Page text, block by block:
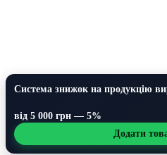
Система знижок на продукцію
від 5 000 грн — 5%
Додати